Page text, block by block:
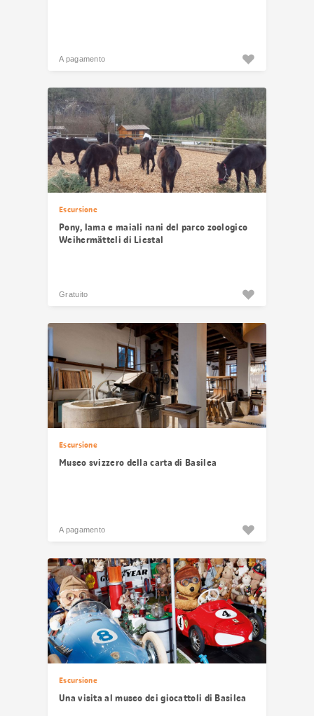
A pagamento
Escursione
Pony, lama e maiali nani del parco zoologico
Weihermätteli di Liestal
Gratuito
Escursione
Museo svizzero della carta di Basilea
A pagamento
Escursione
Una visita al museo dei giocattoli di Basilea